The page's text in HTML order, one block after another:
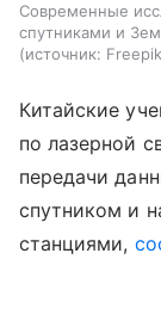
Современные
спутниками и
источник: Freepik
Китайские
по лазерной
передачи
спутником и
станциями,